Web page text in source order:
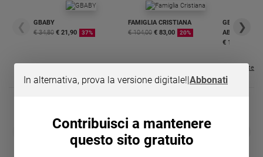
Fede
spiritualità
❮
GBABY
€ 34,80 € 21,90 37%
FAMIGLIA CRISTIANA
€ 104,00 € 83,00 20%
GBABY
€ 16,99
❯
Visualizza tutte le riviste
LE GRANDI BASILICHE ITALIANE
- VOL DA 1 AL 5
DIARIO G 2026-27
€ 8,90
- € 8,90
In alternativa, prova la versione digitale!|Abbonati
Contribuisci a mantenere
questo sito gratuito